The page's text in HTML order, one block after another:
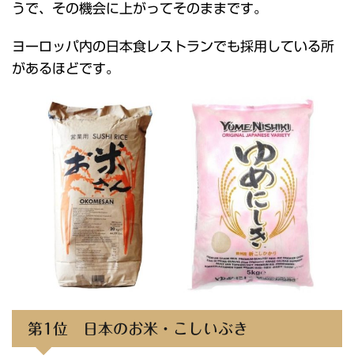
うで、その機会に上がってそのままです。
ヨーロッパ内の日本食レストランでも採用している所
があるほどです。
第1位 日本のお米・こしいぶき